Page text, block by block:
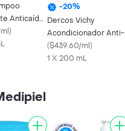
Anticaída
)
-20%
Dercos Vichy
Acondicionador Anti-
Caída
($439.60/ml)
1 X 200 mL